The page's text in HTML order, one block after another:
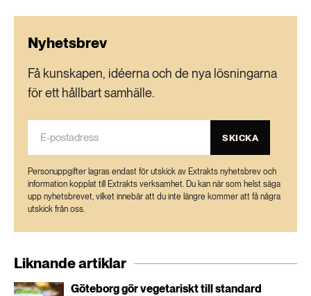
Nyhetsbrev
Få kunskapen, idéerna och de nya lösningarna
för ett hållbart samhälle.
SKICKA
Personuppgifter lagras endast för utskick av Extrakts nyhetsbrev och
information kopplat till Extrakts verksamhet. Du kan när som helst säga
upp nyhetsbrevet, vilket innebär att du inte längre kommer att få några
utskick från oss.
Liknande artiklar
Göteborg gör vegetariskt till standard